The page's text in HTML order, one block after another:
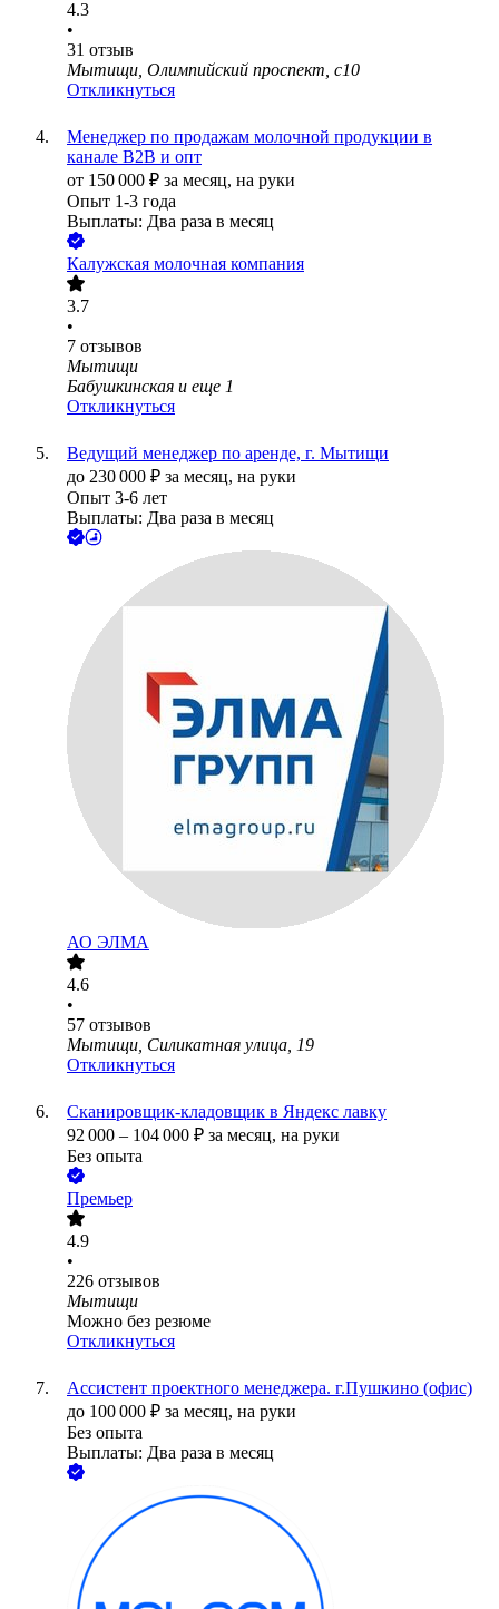
4.3
•
31 отзыв
Мытищи, Олимпийский проспект, с10
Откликнуться
Менеджер по продажам молочной продукции в
канале В2В и опт
от 150 000 ₽ за месяц, на руки
Опыт 1-3 года
Выплаты: Два раза в месяц
Калужская молочная компания
3.7
•
7 отзывов
Мытищи
Бабушкинская и еще 1
Откликнуться
Ведущий менеджер по аренде, г. Мытищи
до 230 000 ₽ за месяц, на руки
Опыт 3-6 лет
Выплаты: Два раза в месяц
АО ЭЛМА
4.6
•
57 отзывов
Мытищи, Силикатная улица, 19
Откликнуться
Сканировщик-кладовщик в Яндекс лавку
92 000 – 104 000 ₽ за месяц, на руки
Без опыта
Премьер
4.9
•
226 отзывов
Мытищи
Можно без резюме
Откликнуться
Ассистент проектного менеджера. г.Пушкино (офис)
до 100 000 ₽ за месяц, на руки
Без опыта
Выплаты: Два раза в месяц